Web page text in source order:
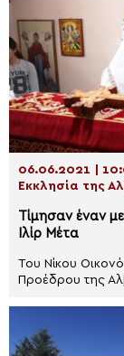
06.06.2021 |
Εκκλησία της
Tίμησαν έναν
Ιλίρ Μέτα
Του Νίκου
Προέδρου της